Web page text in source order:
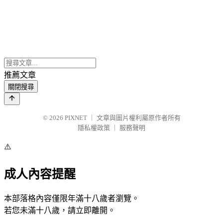
推薦文章
關閉搜尋
© 2026 PIXNET
文章與圖片權利屬原作者所有
隱私權政策
服務聲明
⚠️
成人內容提醒
本部落格內容僅限年滿十八歲者瀏覽。
若您未滿十八歲，請立即離開。